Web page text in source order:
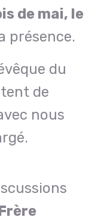
de mai, le
présence.
du
de
nous